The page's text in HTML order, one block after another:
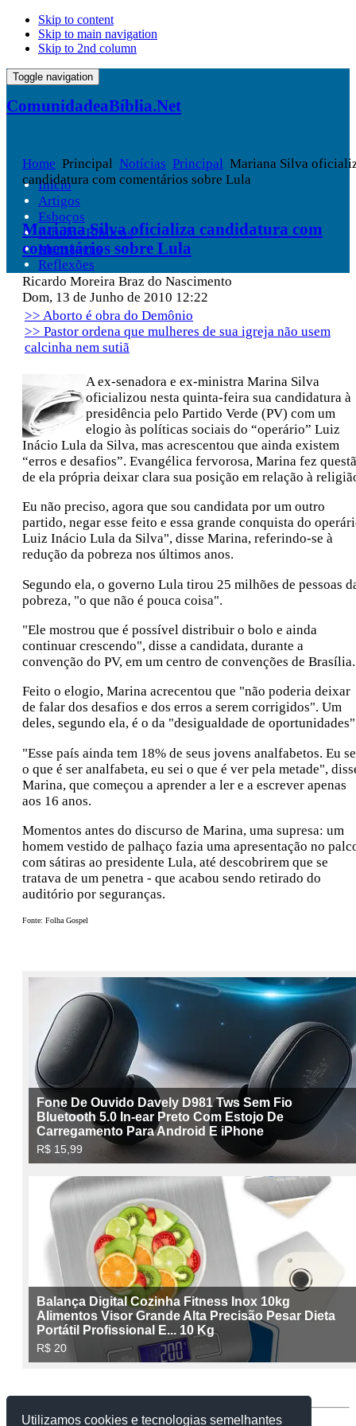
Utilizamos cookies e tecnologias semelhantes
Skip to content
Skip to main navigation
Skip to 2nd column
Toggle navigation
ComunidadeaBíblia.Net
Início
Artigos
Esboços
Estudos Bíblicos
Mensagens
Reflexões
Home Principal Notícias Principal Mariana Silva
candidatura com comentários sobre Lula
Mariana Silva oficializa candidatura com
comentários sobre Lula
Ricardo Moreira Braz do Nascimento
Dom, 13 de Junho de 2010 12:22
>> Aborto é obra do Demônio
>> Pastor ordena que mulheres de sua igreja não usem
calcinha nem sutiã
A ex-senadora e ex-ministra Marina Silva
oficializou nesta quinta-feira sua candidatura à
presidência pelo Partido Verde (PV) com um
elogio às políticas sociais do “operário” Luiz
Inácio Lula da Silva, mas acrescentou que ainda existem
“erros e desafios”. Evangélica fervorosa, Marina fez
de ela própria deixar clara sua posição em relação à
Eu não preciso, agora que sou candidata por um outro
partido, negar esse feito e essa grande conquista do
Luiz Inácio Lula da Silva", disse Marina, referindo-se à
redução da pobreza nos últimos anos.
Segundo ela, o governo Lula tirou 25 milhões de pessoas
pobreza, "o que não é pouca coisa".
"Ele mostrou que é possível distribuir o bolo e ainda
continuar crescendo", disse a candidata, durante a
convenção do PV, em um centro de convenções de Brasília.
Feito o elogio, Marina acrecentou que "não poderia deixar
de falar dos desafios e dos erros a serem corrigidos". Um
deles, segundo ela, é o da "desigualdade de
"Esse país ainda tem 18% de seus jovens analfabetos. Eu
o que é ser analfabeta, eu sei o que é ver pela metade",
Marina, que começou a aprender a ler e a escrever apenas
aos 16 anos.
Momentos antes do discurso de Marina, uma supresa: um
homem vestido de palhaço fazia uma apresentação no
com sátiras ao presidente Lula, até descobrirem que se
tratava de um penetra - que acabou sendo retirado do
auditório por seguranças.
Fonte: Folha Gospel